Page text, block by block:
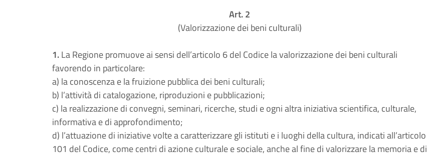
Art. 2
(Valorizzazione dei beni culturali)
1.La Regione promuove ai sensi dell’articolo 6 del Codice la valorizzazione dei beni culturali
favorendo in particolare:
a) la conoscenza e la fruizione pubblica dei beni culturali;
b) l’attività di catalogazione, riproduzioni e pubblicazioni;
c) la realizzazione di convegni, seminari, ricerche, studi e ogni altra iniziativa scientifica, culturale,
informativa e di approfondimento;
d) l’attuazione di iniziative volte a caratterizzare gli istituti e i luoghi della cultura, indicati all’articolo
101 del Codice, come centri di azione culturale e sociale, anche al fine di valorizzare la memoria e di